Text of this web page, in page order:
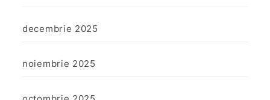
decembrie 2025
noiembrie 2025